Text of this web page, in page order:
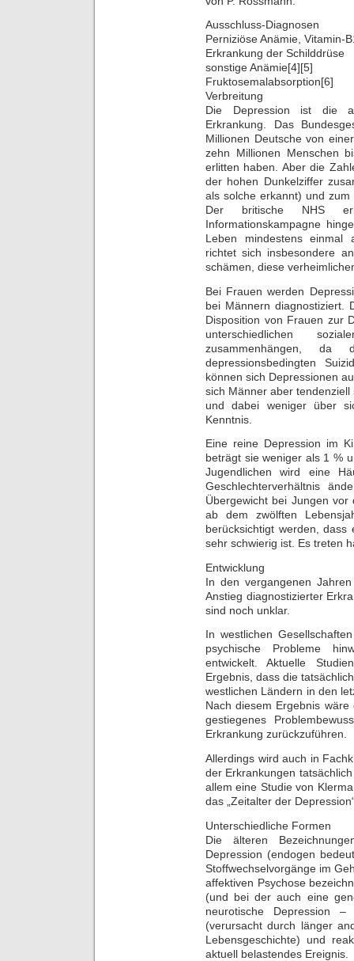
Ausschluss-Diagnosen
Perniziöse Anämie, Vitamin-
Erkrankung der Schilddrüse
sonstige Anämie[4][5]
Fruktosemalabsorption[6]
Verbreitung
Die Depression ist die
Erkrankung. Das
Millionen Deutsche von
zehn Millionen Menschen
erlitten haben. Aber die
der hohen Dunkelziffer
als solche erkannt) und
Der britische NHS
Informationskampagne
Leben mindestens einmal
richtet sich insbesondere
schämen, diese
Bei Frauen werden
bei Männern diagnostiziert.
Disposition von Frauen zur
unterschiedlichen
zusammenhängen,
depressionsbedingten
können sich Depressionen
sich Männer aber
und dabei weniger über
Kenntnis.
Eine reine Depression im
beträgt sie weniger als 1 %
Jugendlichen wird eine
Geschlechterverhältnis
Übergewicht bei Jungen
ab dem zwölften
berücksichtigt werden, dass
sehr schwierig ist. Es treten
Entwicklung
In den vergangenen
Anstieg diagnostizierter
sind noch unklar.
In westlichen
psychische Probleme
entwickelt. Aktuelle
Ergebnis, dass die
westlichen Ländern in den
Nach diesem Ergebnis
gestiegenes
Erkrankung zurückzuführen.
Allerdings wird auch in
der Erkrankungen
allem eine Studie von
das „Zeitalter der
Unterschiedliche Formen
Die älteren
Depression (endogen
Stoffwechselvorgänge im
affektiven Psychose
(und bei der auch eine
neurotische Depression
(verursacht durch länger
Lebensgeschichte) und
aktuell belastendes Ereignis.